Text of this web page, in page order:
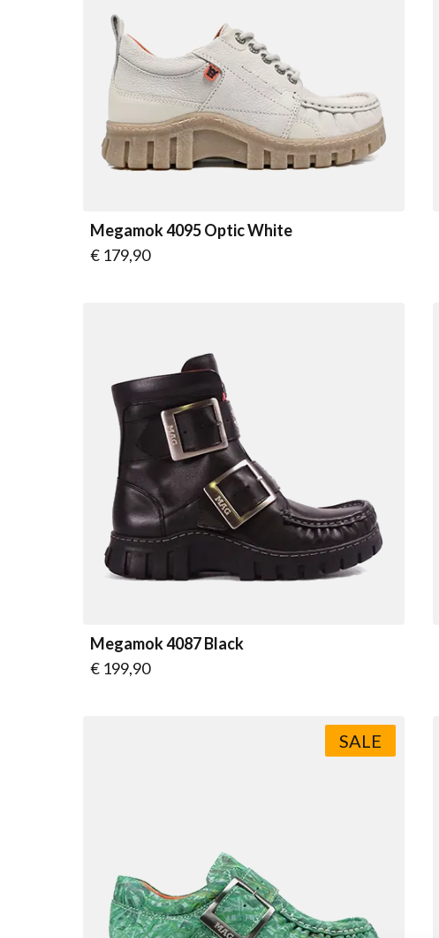
Megamok 4095 Optic White
Vanaf
€ 179,90
Megamok 4087 Black
Vanaf
€ 199,90
SALE